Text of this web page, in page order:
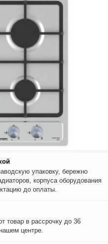
упаковку, бережно
корпуса оборудования
до оплаты.
товар в рассрочку до 36
центре.